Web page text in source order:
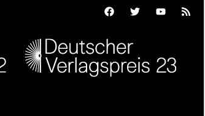
FacebookTwitterYoutubeFeed